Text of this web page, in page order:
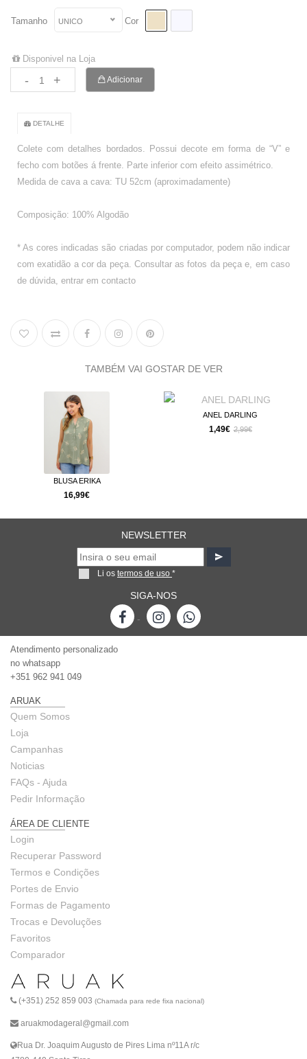
Tamanho UNICO Cor
Disponivel na Loja
- + Adicionar
DETALHE
Colete com detalhes bordados. Possui decote em forma de “V” e
fecho com botões á frente. Parte inferior com efeito assimétrico.
Medida de cava a cava: TU 52cm (aproximadamente)
Composição: 100% Algodão
* As cores indicadas são criadas por computador, podem não indicar
com exatidão a cor da peça. Consultar as fotos da peça e, em caso
de dúvida, entrar em contacto
TAMBÉM VAI GOSTAR DE VER
NEWSLETTER
Li os termos de uso *
SIGA-NOS
-
Atendimento personalizado
no whatsapp
+351 962 941 049
ARUAK
Quem Somos
Loja
Campanhas
Noticias
FAQs - Ajuda
Pedir Informação
ÁREA DE CLIENTE
Login
Recuperar Password
Termos e Condições
Portes de Envio
Formas de Pagamento
Trocas e Devoluções
Favoritos
Comparador
(+351) 252 859 003 (Chamada para rede fixa nacional)
aruakmodageral@gmail.com
Rua Dr. Joaquim Augusto de Pires Lima nº11A r/c